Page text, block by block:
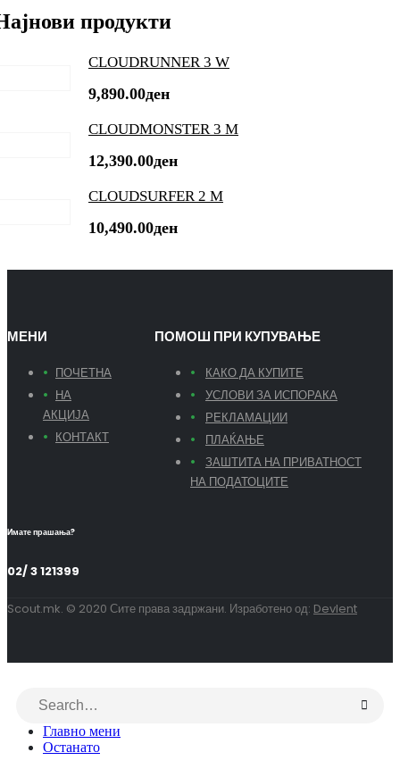
продукти
CLOUDRUNNER 3 W
9,890.00ден
CLOUDMONSTER 3 M
12,390.00ден
CLOUDSURFER 2 M
10,490.00ден
МЕНИ
ПОЧЕТНА
НА
АКЦИЈА
КОНТАКТ
ПОМОШ ПРИ КУПУВАЊЕ
КАКО ДА КУПИТЕ
УСЛОВИ ЗА ИСПОРАКА
РЕКЛАМАЦИИ
ПЛАЌАЊЕ
ЗАШТИТА НА ПРИВАТНОСТ
НА ПОДАТОЦИТЕ
Имате прашања?
02/ 3 121399
Scout.mk. © 2020 Сите права задржани. Изработено од: Devlent
Главно мени
Останато